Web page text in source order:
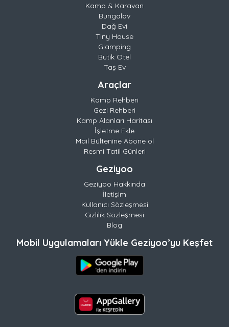
Kamp & Karavan
Bungalov
Dağ Evi
Tiny House
Glamping
Butik Otel
Taş Ev
Araçlar
Kamp Rehberi
Gezi Rehberi
Kamp Alanları Haritası
İşletme Ekle
Mail Bültenine Abone ol
Resmi Tatil Günleri
Geziyoo
Geziyoo Hakkında
İletişim
Kullanıcı Sözleşmesi
Gizlilik Sözleşmesi
Blog
Mobil Uygulamaları Yükle Geziyoo’yu Keşfet